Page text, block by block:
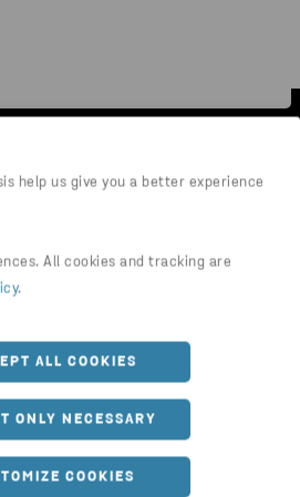
help us give you a better experience
All cookies and tracking are
.
ALL COOKIES
ONLY NECESSARY
COOKIES